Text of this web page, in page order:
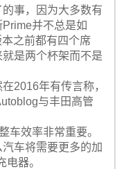
事，因为大多数有
并不总是如
之前都有四个席
是两个杯架而不是
2016年有传言称，
与丰田高管
效率非常重要。
车将需要更多的加
器。